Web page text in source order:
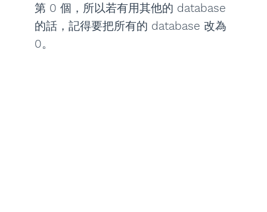
第 0 個，所以若有用其他的 database
的話，記得要把所有的 database 改為
0。